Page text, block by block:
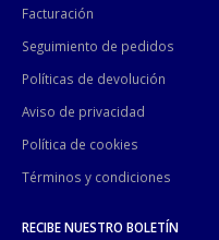
Facturación
Seguimiento de pedidos
Políticas de devolución
Aviso de privacidad
Política de cookies
Términos y condiciones
RECIBE NUESTRO BOLETÍN